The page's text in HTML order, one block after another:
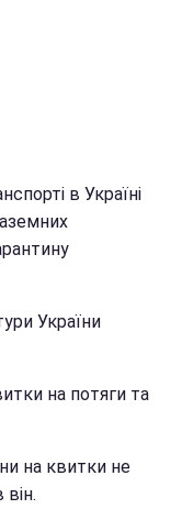
в Україні
України
на потяги та
на квитки не